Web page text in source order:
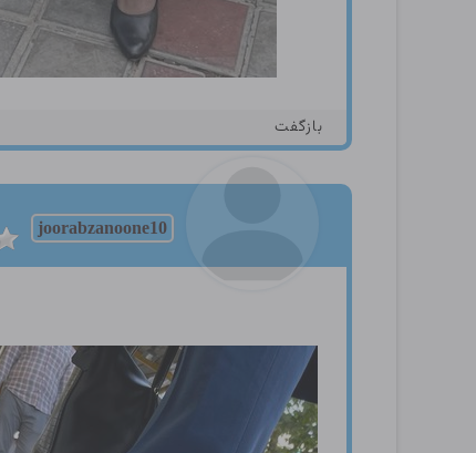
بازگفت
joorabzanoone10